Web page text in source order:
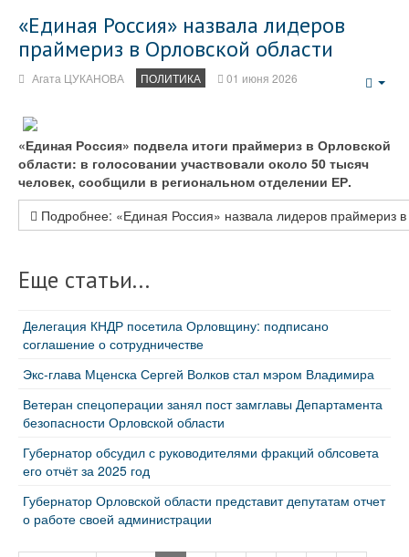
«Единая Россия» назвала лидеров
праймериз в Орловской области
Агата ЦУКАНОВА ПОЛИТИКА 01 июня 2026
«Единая Россия» подвела итоги праймериз в Орловской
области: в голосовании участвовали около 50 тысяч
человек, сообщили в региональном отделении ЕР.
Подробнее: «Единая Россия» назвала лидеров праймериз
Еще статьи...
Делегация КНДР посетила Орловщину: подписано
соглашение о сотрудничестве
Экс-глава Мценска Сергей Волков стал мэром Владимира
Ветеран спецоперации занял пост замглавы Департамента
безопасности Орловской области
Губернатор обсудил с руководителями фракций облсовета
его отчёт за 2025 год
Губернатор Орловской области представит депутатам отчет
о работе своей администрации